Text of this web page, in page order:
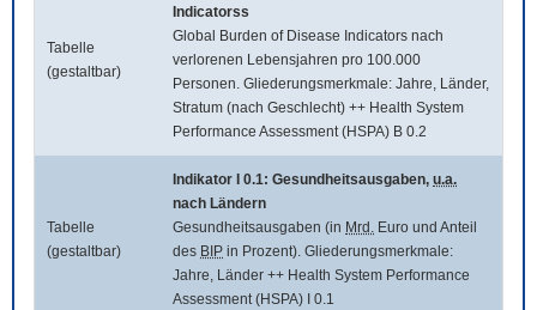
Tabelle
(gestaltbar)
Indicatorss
Global Burden of Disease Indicators nach
verlorenen Lebensjahren pro 100.000
Personen. Gliederungsmerkmale: Jahre, Länder,
Stratum (nach Geschlecht) ++ Health System
Performance Assessment (HSPA) B 0.2
Tabelle
(gestaltbar)
Indikator I 0.1: Gesundheitsausgaben, u.a.
nach Ländern
Gesundheitsausgaben (in Mrd. Euro und Anteil
des BIP in Prozent). Gliederungsmerkmale:
Jahre, Länder ++ Health System Performance
Assessment (HSPA) I 0.1